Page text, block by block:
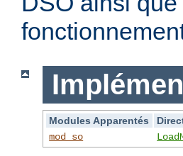
Modules Apparentés
mod_so